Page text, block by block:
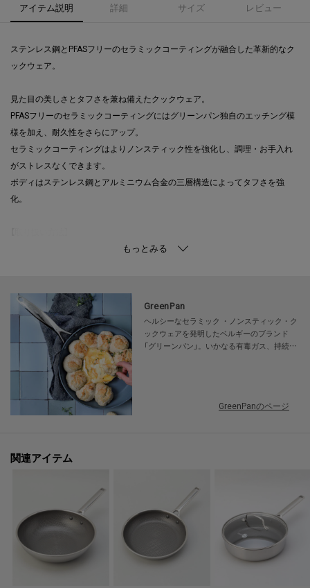
アイテム説明 詳細 サイズ レビュー
ステンレス鋼とPFASフリーのセラミックコーティングが融合した革新的なク
ックウェア。
見た目の美しさとタフさを兼ね備えたクックウェア。
PFASフリーのセラミックコーティングにはグリーンパン独自のエッチング模
様を加え、耐久性をさらにアップ。
セラミックコーティングはよりノンスティック性を強化し、調理・お手入れ
がストレスなくできます。
ボディはステンレス鋼とアルミニウム合金の三層構造によってタフさを強
化。
対応熱源:200VIH
耐熱/耐冷温度:--
その他:--
【主な製品仕様】
重量:1110g
が異なる場合もございます。
GreenPan
ヘルシーなセラミック ・ノンスティック・ク
ックウェアを発明したベルギーのブランド
「グリーンパン」。いかなる有毒ガス、持続性
品を提供し続けています。安全で、簡単に洗
GreenPanのページ
関連アイテム